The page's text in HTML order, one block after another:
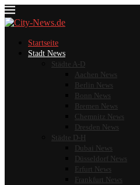
Startseite
Stadt News
Städte A-D
Aachen News
Berlin News
Bonn News
Bremen News
Chemnitz News
Dresden News
Städte D-H
Dubai News
Düsseldorf News
Erfurt News
Frankfurt News